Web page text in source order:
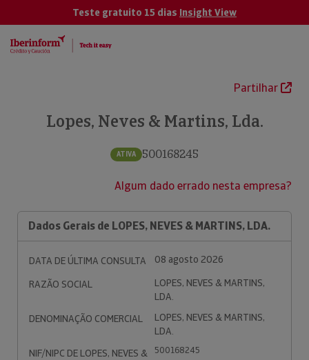
Teste gratuito 15 dias Insight View
Partilhar
Lopes, Neves & Martins, Lda.
ATIVA 500168245
Algum dado errado nesta empresa?
Dados Gerais de LOPES, NEVES & MARTINS, LDA.
DATA DE ÚLTIMA CONSULTA
08 agosto 2026
RAZÃO SOCIAL
LOPES, NEVES & MARTINS,
LDA.
DENOMINAÇÃO COMERCIAL
LOPES, NEVES & MARTINS,
LDA.
NIF/NIPC DE LOPES, NEVES &
500168245